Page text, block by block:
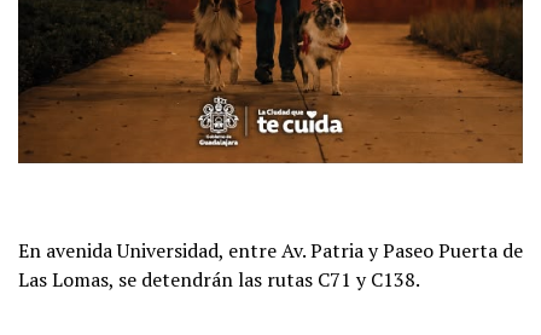
En avenida Universidad, entre Av. Patria y Paseo Puerta de
Las Lomas, se detendrán las rutas C71 y C138.